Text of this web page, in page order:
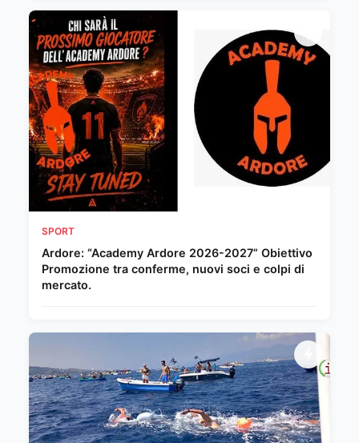
SPORT
Ardore: “Academy Ardore 2026-2027” Obiettivo
Promozione tra conferme, nuovi soci e colpi di
mercato.